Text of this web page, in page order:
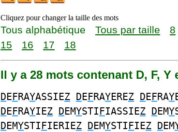
Cliquez pour changer la taille des mots
Tous alphabétique Tous par taille 8
15
16 17 18
Il y a 28 mots contenant D, F, Y
DEFRAYASSIEZ DEFRAYEREZ DEFRAY
DEFRAYIEZ DEMYSTIFIASSIEZ DEMY
DEMYSTIFIERIEZ DEMYSTIFIEZ DEM